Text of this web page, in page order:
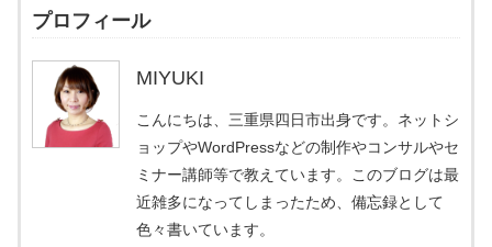
プロフィール
MIYUKI
こんにちは、三重県四日市出身です。ネットシ
ョップやWordPressなどの制作やコンサルやセ
ミナー講師等で教えています。このブログは最
近雑多になってしまったため、備忘録として
色々書いています。